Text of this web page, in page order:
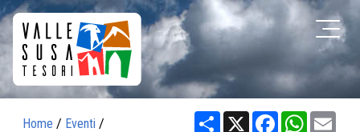
Home / Eventi / Share X Facebook